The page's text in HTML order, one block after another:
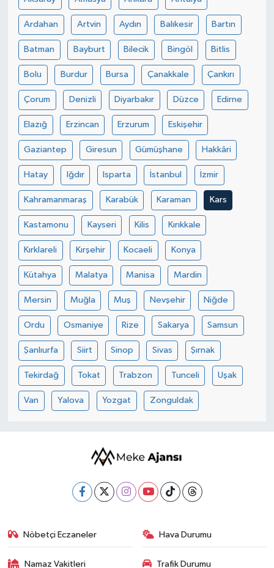
Ardahan Artvin Aydın Balıkesir Bartın
Batman Bayburt Bilecik Bingöl Bitlis
Bolu Burdur Bursa Çanakkale Çankırı
Çorum Denizli Diyarbakır Düzce Edirne
Elazığ Erzincan Erzurum Eskişehir
Gaziantep Giresun Gümüşhane Hakkâri
Hatay Iğdır Isparta İstanbul İzmir
Kahramanmaraş Karabük Karaman Kars
Kastamonu Kayseri Kilis Kırıkkale
Kırklareli Kırşehir Kocaeli Konya
Kütahya Malatya Manisa Mardin
Mersin Muğla Muş Nevşehir Niğde
Ordu Osmaniye Rize Sakarya Samsun
Şanlıurfa Siirt Sinop Sivas Şırnak
Tekirdağ Tokat Trabzon Tunceli Uşak
Van Yalova Yozgat Zonguldak
Nöbetçi Eczaneler Hava Durumu
Namaz Vakitleri Trafik Durumu